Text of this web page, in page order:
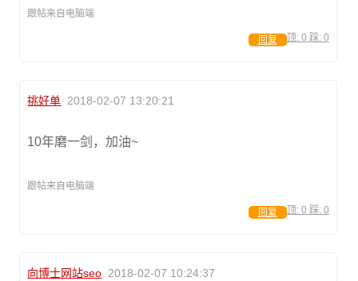
跟帖来自电脑端
顶: 0 踩: 0
回复
挑好单 2018-02-07 13:20:21
10年磨一剑，加油~
跟帖来自电脑端
顶: 0 踩: 0
回复
向博士网站seo 2018-02-07 10:24:37